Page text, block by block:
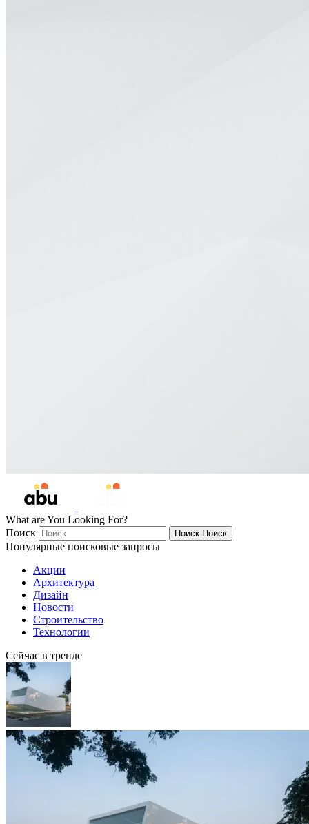
What are You Looking For?
Поиск
Поиск Поиск
Популярные поисковые запросы
Акции
Архитектура
Дизайн
Новости
Строительство
Технологии
Сейчас в тренде